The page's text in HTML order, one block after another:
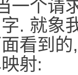
一个请
. 就象
看到
射: